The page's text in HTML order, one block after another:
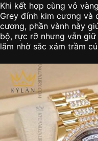
Khi kết hợp cùng vỏ
Grey đính kim cương và
cương, phần vành này
bộ, rực rỡ nhưng vẫn
lãm nhờ sắc xám trầm